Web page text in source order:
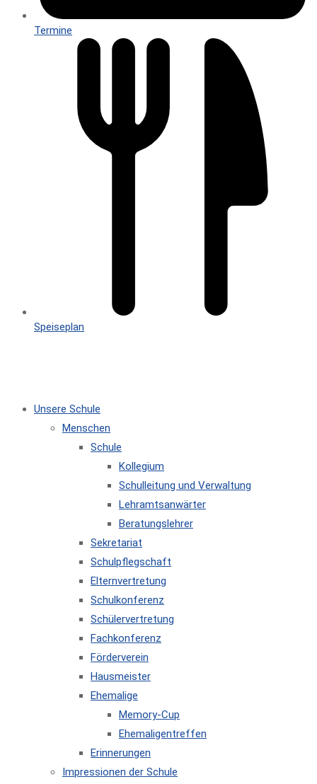
Termine
Speiseplan
Unsere Schule
Menschen
Schule
Kollegium
Schulleitung und Verwaltung
Lehramtsanwärter
Beratungslehrer
Sekretariat
Schulpflegschaft
Elternvertretung
Schulkonferenz
Schülervertretung
Fachkonferenz
Förderverein
Hausmeister
Ehemalige
Memory-Cup
Ehemaligentreffen
Erinnerungen
Impressionen der Schule